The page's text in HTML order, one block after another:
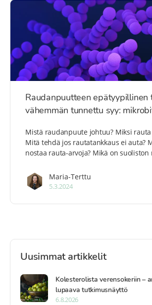
Raudanpuutteen epätyypillinen
vähemmän tunnettu syy:
Mistä raudanpuute johtuu? Miksi rauta
Mitä tehdä jos rautatankkaus ei auta?
nostaa rauta-arvoja? Mikä on suoliston
Maria-Terttu
5.3.2024
Uusimmat artikkelit
Kolesterolista verensokeriin –
lupaava tutkimusnäyttö
6.8.2026